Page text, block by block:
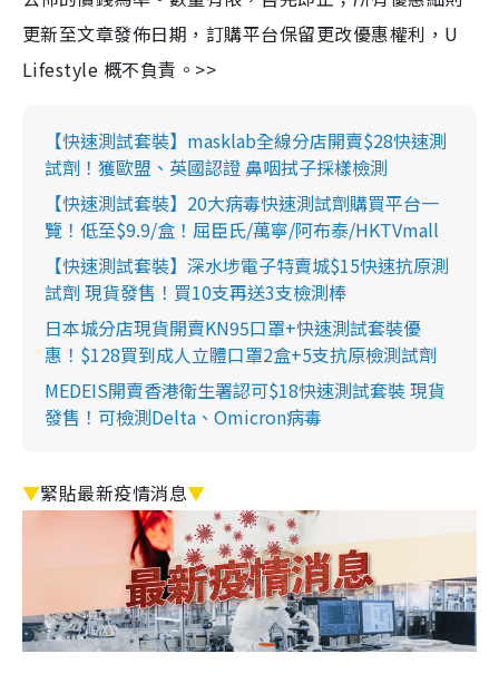
更新至文章發佈日期，訂購平台保留更改優惠權利，U
Lifestyle 概不負責。>>
【快速測試套裝】masklab全線分店開賣$28快速測
試劑！獲歐盟、英國認證 鼻咽拭子採樣檢測
【快速測試套裝】20大病毒快速測試劑購買平台一
覽！低至$9.9/盒！屈臣氏/萬寧/阿布泰/HKTVmall
【快速測試套裝】深水埗電子特賣城$15快速抗原測
試劑 現貨發售！買10支再送3支檢測棒
日本城分店現貨開賣KN95口罩+快速測試套裝優
惠！$128買到成人立體口罩2盒+5支抗原檢測試劑
MEDEIS開賣香港衛生署認可$18快速測試套裝 現貨
發售！可檢測Delta、Omicron病毒
▼緊貼最新疫情消息▼